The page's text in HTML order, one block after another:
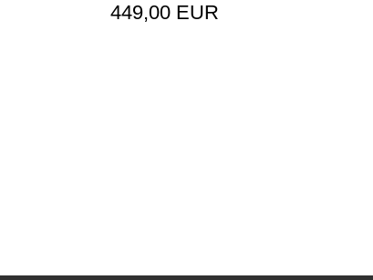
449,00 EUR